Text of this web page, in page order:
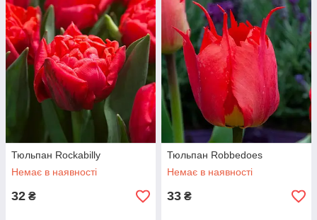
Тюльпан Rockabilly
Немає в наявності
32 ₴
Тюльпан Robbedoes
Немає в наявності
33 ₴